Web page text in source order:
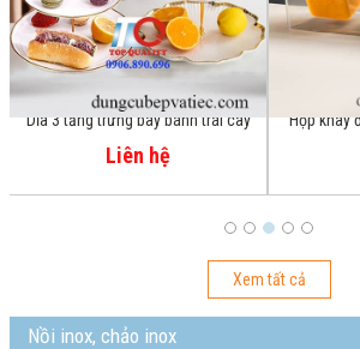
Hộp khay đựng topping nhựa PC
ướp đá lạnh
Liên hệ
Kệ trưng
khay 1/1
Xem tất cả
Nồi inox, chảo inox